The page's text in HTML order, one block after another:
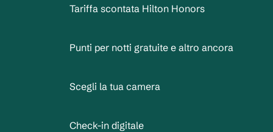
Tariffa scontata Hilton Honors
Punti per notti gratuite e altro ancora
Scegli la tua camera
Check-in digitale